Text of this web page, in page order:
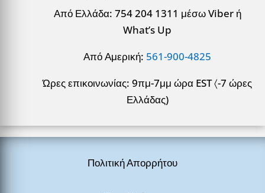
Από Ελλάδα: 754 204 1311 μέσω Viber ή
What’s Up
Από Αμερική: 561-900-4825
Ώρες επικοινωνίας: 9πμ-7μμ ώρα EST 〈-7 ώρες
Ελλάδας)
Πολιτική Απορρήτου